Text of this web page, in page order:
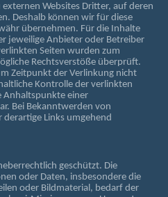
Websites Dritter, auf deren
Deshalb können wir für diese
übernehmen. Für die Inhalte
jeweilige Anbieter oder Betreiber
Seiten wurden zum
Rechtsverstöße überprüft.
Zeitpunkt der Verlinkung nicht
Kontrolle der verlinkten
Anhaltspunkte einer
Bei Bekanntwerden von
Links umgehend
geschützt. Die
oder Daten, insbesondere die
oder Bildmaterial, bedarf der